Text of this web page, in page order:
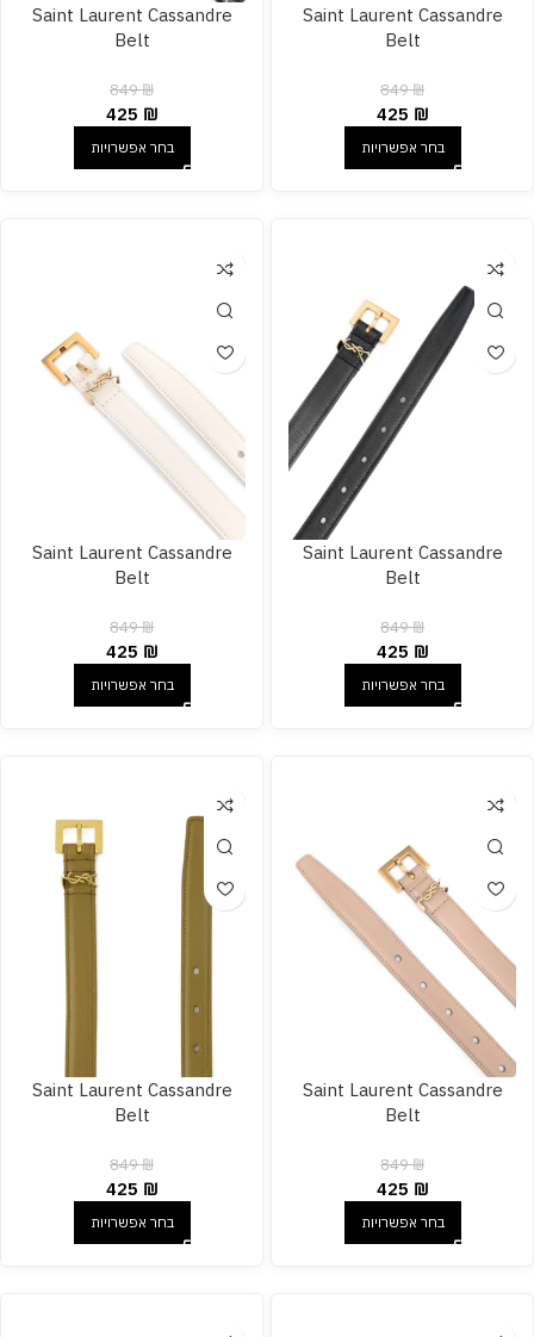
Saint Laurent Cassandre
Belt
849₪
425 ₪
בחר אפשרויות
Saint Laurent Cassandre
Belt
849₪
425 ₪
בחר אפשרויות
Saint Laurent Cassandre
Belt
849₪
425 ₪
בחר אפשרויות
Saint Laurent Cassandre
Belt
849₪
425 ₪
בחר אפשרויות
Saint Laurent Cassandre
Belt
849₪
425 ₪
בחר אפשרויות
Saint Laurent Cassandre
Belt
849₪
425 ₪
בחר אפשרויות